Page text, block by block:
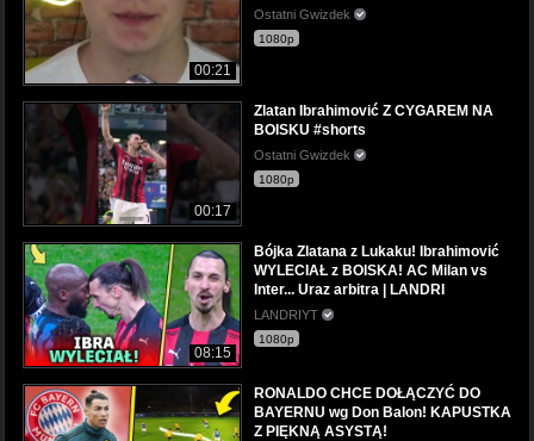
00:21
Ostatni Gwizdek
1080p
00:17
Zlatan Ibrahimović Z CYGAREM NA
BOISKU #shorts
Ostatni Gwizdek
1080p
08:15
Bójka Zlatana z Lukaku! Ibrahimović
WYLECIAŁ z BOISKA! AC Milan vs
Inter... Uraz arbitra | LANDRI
LANDRIYT
1080p
RONALDO CHCE DOŁĄCZYĆ DO
BAYERNU wg Don Balon! KAPUSTKA
Z PIĘKNĄ ASYSTĄ!